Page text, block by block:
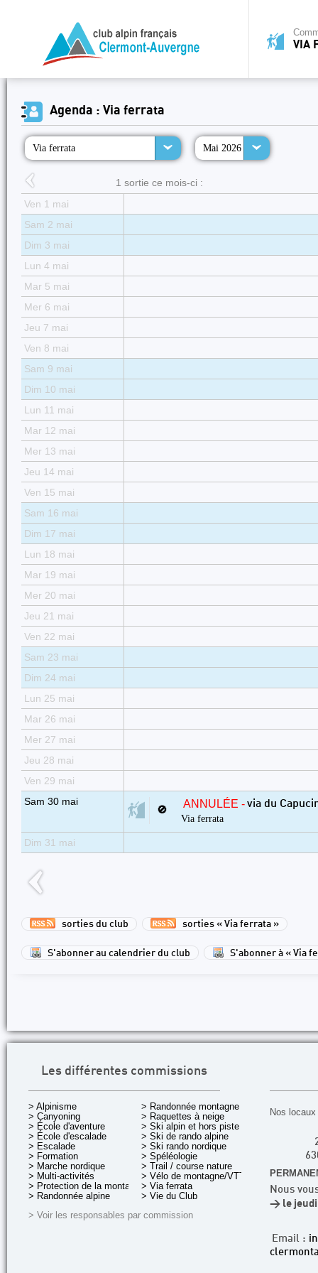
VIA
Agenda : Via ferrata
Via ferrata Mai 2026
1 sortie ce mois-ci :
Ven 1 mai
Sam 2 mai
Dim 3 mai
Lun 4 mai
Mar 5 mai
Mer 6 mai
Jeu 7 mai
Ven 8 mai
Sam 9 mai
Dim 10 mai
Lun 11 mai
Mar 12 mai
Mer 13 mai
Jeu 14 mai
Ven 15 mai
Sam 16 mai
Dim 17 mai
Lun 18 mai
Mar 19 mai
Mer 20 mai
Jeu 21 mai
Ven 22 mai
Sam 23 mai
Dim 24 mai
Lun 25 mai
Mar 26 mai
Mer 27 mai
Jeu 28 mai
Ven 29 mai
Sam 30 mai
🚫 ANNULÉE -via du
Via ferrata
Dim 31 mai
sorties du club sorties « Via ferrata »
S'abonner au calendrier du club S'abonner à « Via
Les différentes commissions
> Alpinisme
> Canyoning
> École d'aventure
> École d'escalade
> Escalade
> Formation
> Marche nordique
> Multi-activités
> Protection de la montagne
> Randonnée alpine
> Randonnée montagne
> Raquettes à neige
> Ski alpin et hors piste
> Ski de rando alpine
> Ski rando nordique
> Spéléologie
> Trail / course nature
> Vélo de montagne/VTT
> Via ferrata
> Vie du Club
> Voir les responsables par commission
Nos
Nous
> le jeudi
Email :